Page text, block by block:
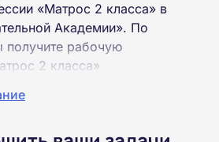
«Матрос 2 класса» в
Академии». По
получите рабочую
2 класса»